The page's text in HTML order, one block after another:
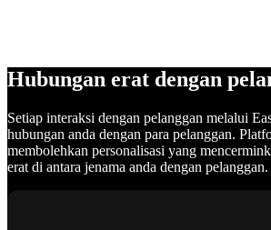
Hubungan erat dengan
Setiap interaksi dengan pelanggan melalui
hubungan anda dengan para pelanggan.
membolehkan personalisasi yang
erat di antara jenama anda dengan pelanggan.